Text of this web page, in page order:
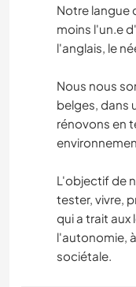
Notre langue
moins l'un.e
l'anglais, le
Nous nous
belges, dans
rénovons en
L'objectif de
tester, vivre,
qui a trait aux
l'autonomie,
sociétale.